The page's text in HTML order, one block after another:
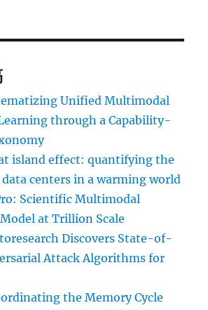
Unified Multimodal
through a Capability-
island effect: quantifying the
centers in a warming world
Scientific Multimodal
at Trillion Scale
Discovers State-of-
Attack Algorithms for
the Memory Cycle